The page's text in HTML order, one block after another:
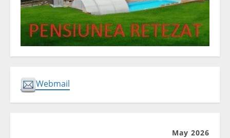
Webmail
May 2026